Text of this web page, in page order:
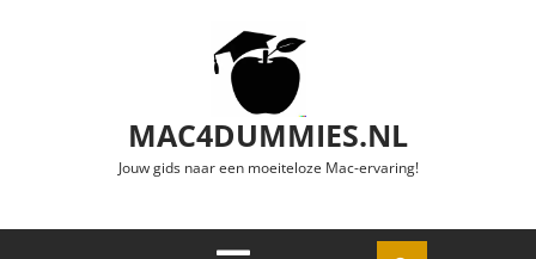
MAC4DUMMIES.NL
Jouw gids naar een moeiteloze Mac-ervaring!